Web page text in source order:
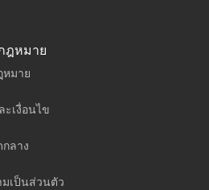
ฎหมาย
มาย
เงื่อนไข
ลาง
เป็นส่วนตัว